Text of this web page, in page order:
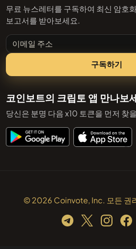
무료 뉴스레터를 구독하여 최신 암호
보고서를 받아보세요.
이메일 주소
구독하기
코인보트의 크립토 앱 만나보
당신은 분명 다음 x10 토큰을 먼저 찾
© 2026 Coinvote, Inc. 모든 권